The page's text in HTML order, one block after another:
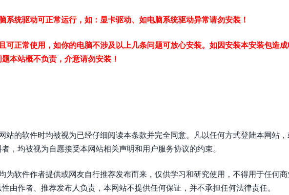
系统驱动可正常运行，如：显卡驱动、如电脑系统驱动异常请勿安装！
可正常使用，如你的电脑不涉及以上几条问题可放心安装。如因安装本安装包造
本站概不负责，介意请勿安装！
站的软件时均被视为已经仔细阅读本条款并完全同意。凡以任何方式登陆本网站
，均被视为自愿接受本网站相关声明和用户服务协议的约束。
为软件作者提供或网友自行推荐发布而来，仅供学习和研究使用，不得用于任何
由作者、推荐发布人负责，本网站不提供任何保证，并不承担任何法律责任。